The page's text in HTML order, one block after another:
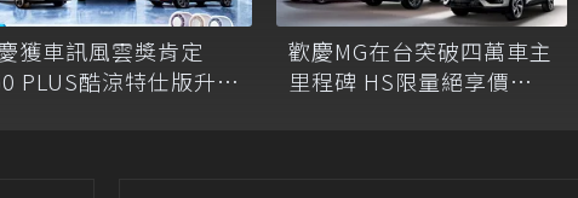
獲車訊風雲獎肯定
PLUS酷涼特仕版升級
歡慶MG在台突破四萬車主
里程碑 HS限量絕享價